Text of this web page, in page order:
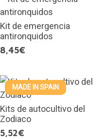
Kit de emergencia
antironquidos
8,45€
MADE IN SPAIN
Kits de autocultivo del
Zodiaco
5,52€